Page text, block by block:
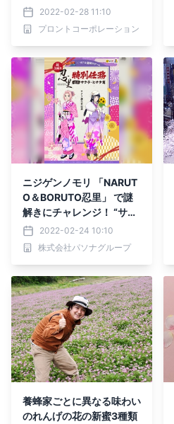
が登場2022-02-28 11:10
プロントコーポレーション
ニジゲンノモリ 「NARUT
O＆BORUTO忍里」 で謎
解きにチャレンジ！ “サク
ラ”誕生日記念イベント3
月26日より初開催！
2022-02-24 10:10
株式会社パソナグループ
養蜂家ごとに異なる味わい
のれんげの花の新蜜3種類